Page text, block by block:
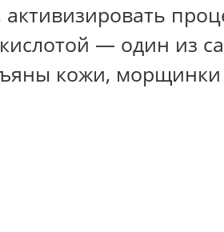
— один из
кожи,